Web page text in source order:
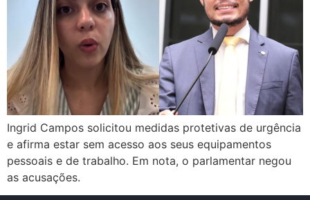
Ingrid Campos solicitou medidas protetivas de urgência
e afirma estar sem acesso aos seus equipamentos
pessoais e de trabalho. Em nota, o parlamentar negou
as acusações.